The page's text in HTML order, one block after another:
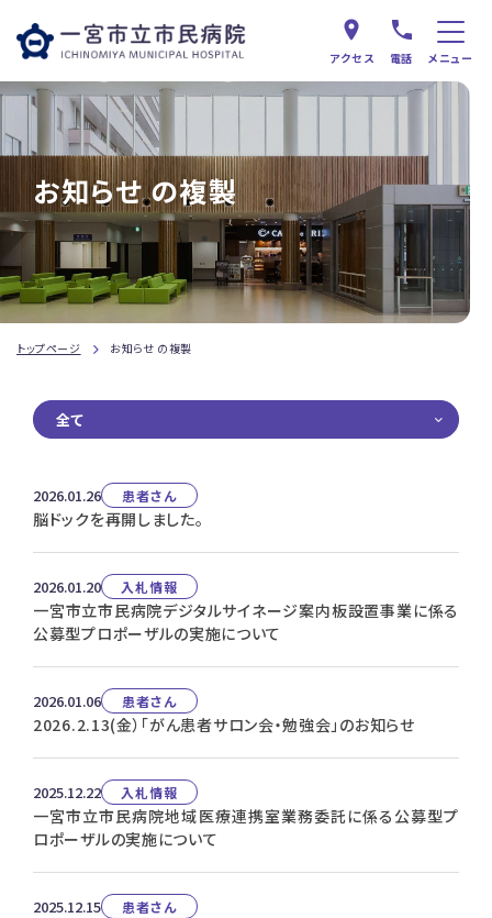
アクセス 電話 メニュー
お知らせ の複製
トップページ お知らせ の複製
2026.01.26 患者さん
脳ドックを再開しました。
2026.01.20 入札情報
一宮市立市民病院デジタルサイネージ案内板設置事業に係る
公募型プロポーザルの実施について
2026.01.06 患者さん
2026.2.13(金）「がん患者サロン会・勉強会」のお知らせ
2025.12.22 入札情報
一宮市立市民病院地域医療連携室業務委託に係る公募型プ
ロポーザルの実施について
2025.12.15 患者さん